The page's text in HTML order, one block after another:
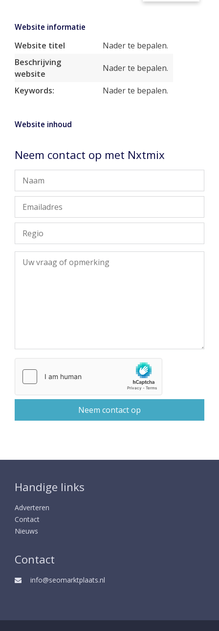
Website informatie
Website titel
Nader te bepalen.
Beschrijving
website
Nader te bepalen.
Keywords: Nader te bepalen.
Website inhoud
Neem contact op met Nxtmix
Handige links
Adverteren
Contact
Nieuws
Contact
info@seomarktplaats.nl